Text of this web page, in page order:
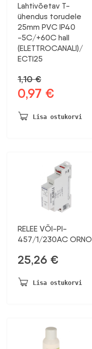
Lahtivõetav T-
ühendus torudele
25mm PVC IP40
-5C/+60C hall
(ELETTROCANALI)/
ECTI25
1,10€
Algne
oli:
0,97 €
on:
Lisa ostukorvi
RELEE VÕI-PI-
457/1/230AC ORNO
25,26 €
Lisa ostukorvi